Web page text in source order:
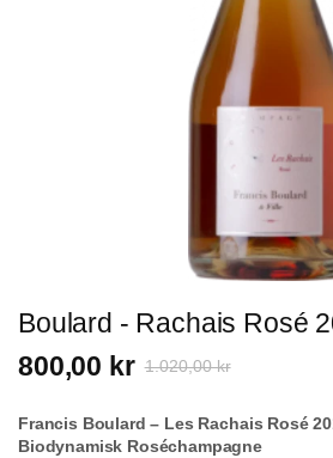
Boulard - Rachais Rosé
800,00 kr 1.020,00 kr
Francis Boulard – Les Rachais Rosé
Biodynamisk Roséchampagne